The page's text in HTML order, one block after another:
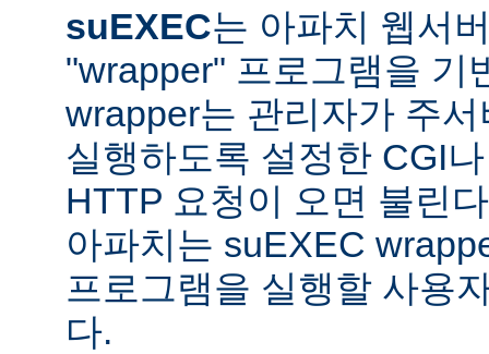
suEXEC는 아파치 웹서
"wrapper" 프로그램을 기
wrapper는 관리자가 주
실행하도록 설정한 CGI
HTTP 요청이 오면 불린
아파치는 suEXEC
프로그램을 실행할 사용
다.